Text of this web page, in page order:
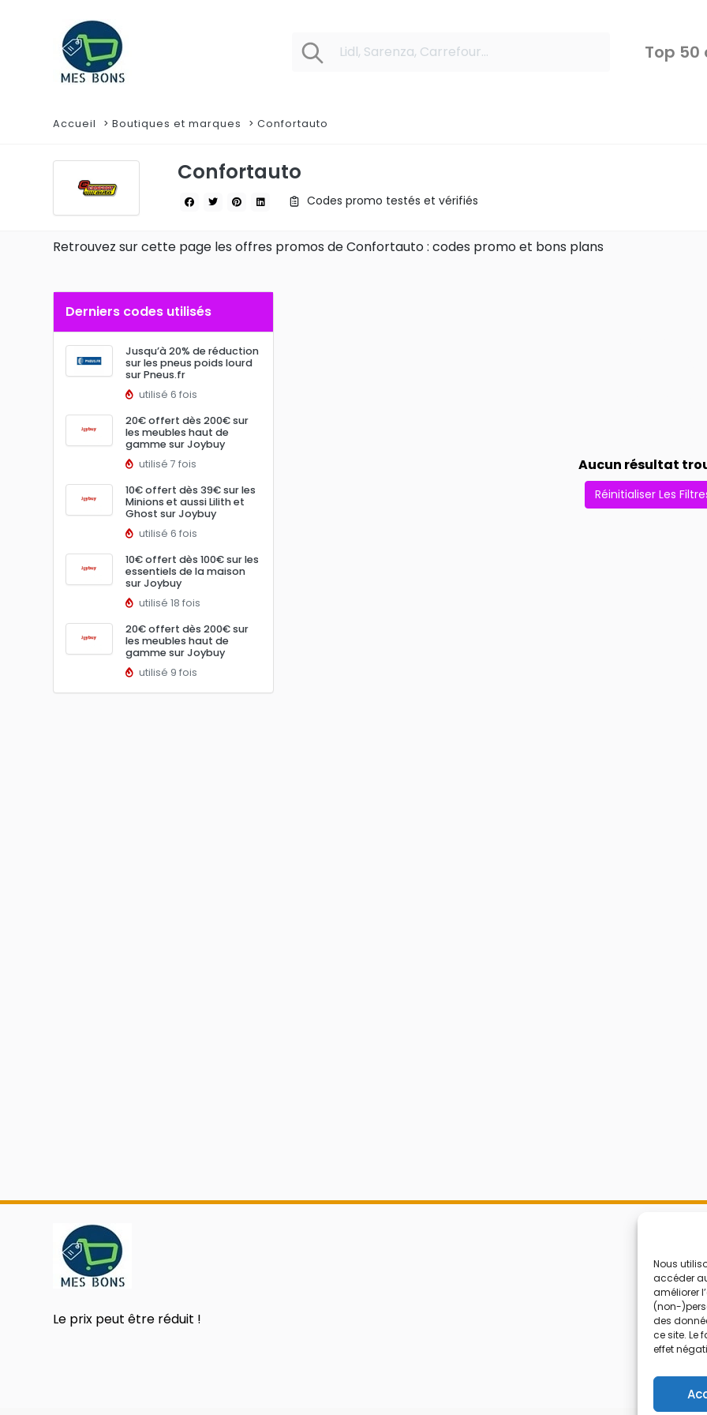
Nous
accéder
améliorer
(non-
des
ce site. Le
effet
Top 50
Accueil Boutiques et marques Confortauto
Confortauto
Codes promo testés et vérifiés
Retrouvez sur cette page les offres promos de Confortauto : codes promo et bons plans
Derniers codes utilisés
Jusqu’à 20% de réduction
sur les pneus poids lourd
sur Pneus.fr
utilisé 6 fois
20€ offert dès 200€ sur
les meubles haut de
gamme sur Joybuy
utilisé 7 fois
10€ offert dès 39€ sur les
Minions et aussi Lilith et
Ghost sur Joybuy
utilisé 6 fois
10€ offert dès 100€ sur les
essentiels de la maison
sur Joybuy
utilisé 18 fois
20€ offert dès 200€ sur
les meubles haut de
gamme sur Joybuy
utilisé 9 fois
Aucun résultat
Réinitialiser Les
Le prix peut être réduit !